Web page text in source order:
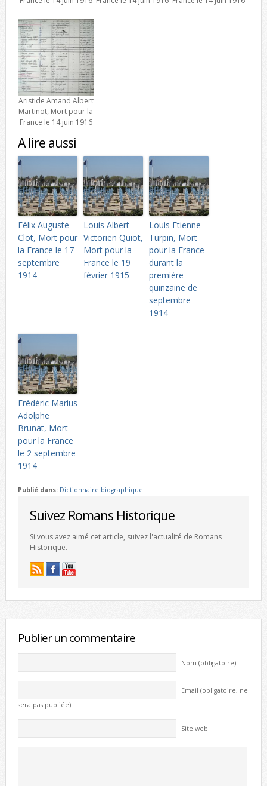
Aristide Amand Albert
Martinot, Mort pour la
France le 14 juin 1916
A lire aussi
Félix Auguste
Clot, Mort pour
la France le 17
septembre
1914
Louis Albert
Victorien Quiot,
Mort pour la
France le 19
février 1915
Louis Etienne
Turpin, Mort
pour la France
durant la
première
quinzaine de
septembre
1914
Frédéric Marius
Adolphe
Brunat, Mort
pour la France
le 2 septembre
1914
Publié dans: Dictionnaire biographique
Suivez Romans Historique
Si vous avez aimé cet article, suivez l'actualité de Romans
Historique.
Publier un commentaire
Nom (obligatoire)
Email (obligatoire, ne
sera pas publiée)
Site web